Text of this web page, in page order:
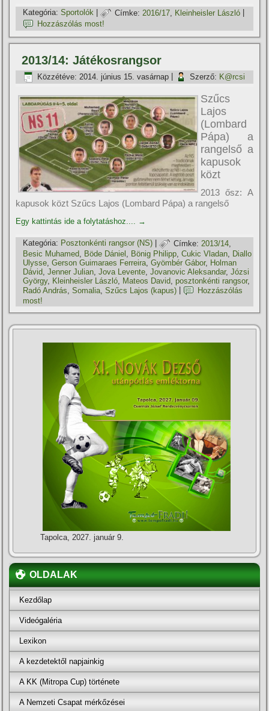
Kategória: Sportolók | Címke: 2016/17 Kleinheisler László
Hozzászólás most!
2013/14: Játékosrangsor
Közzétéve: 2014. június 15. vasárnap Szerző: K@rcsi
Szűcs
Lajos
(Lombard
Pápa) a
rangelső a
kapusok
közt
2013 ősz: A
kapusok közt Szűcs Lajos (Lombard Pápa) a rangelső
Egy kattintás ide a folytatáshoz.... →
Kategória: Posztonkénti rangsor (NS) | Címke: 2013/14
Besic Muhamed, Böde Dániel , Bönig Philipp,Cukic Vladan, Diallo
Ulysse,Gerson Guimaraes Ferreira,Gyömbér Gábor, Holman
Dávid,Jenner Julian,Jova Levente,Jovanovic Aleksandar,Józsi
György, Kleinheisler László, Mateos David,posztonkénti rangsor,
Radó András ,Somalia ,Szűcs Lajos (kapus)
Hozzászólás
most!
Tapolca, 2027. január 9.
OLDALAK
Kezdőlap
Videógaléria
Lexikon
A kezdetektől napjainkig
A KK (Mitropa Cup) története
A Nemzeti Csapat mérkőzései